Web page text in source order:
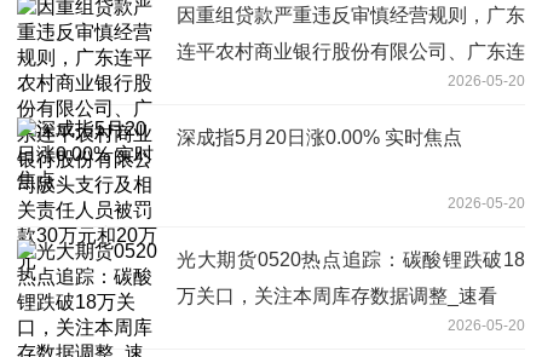
因重组贷款严重违反审慎经营规则，广东
连平农村商业银行股份有限公司、广东连
平农村商业银行股份有限公司陂头支行及
相关责任人员被罚款30万元和20万元
2026-05-20
深成指5月20日涨0.00% 实时焦点
2026-05-20
光大期货0520热点追踪：碳酸锂跌破18
万关口，关注本周库存数据调整_速看
2026-05-20